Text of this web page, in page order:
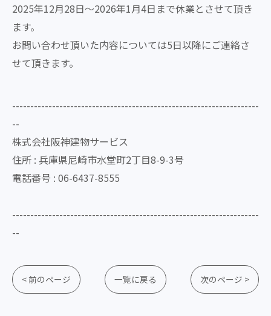
2025年12月28日～2026年1月4日まで休業とさせて頂き
ます。
お問い合わせ頂いた内容については5日以降にご連絡さ
せて頂きます。
--------------------------------------------------------------------
--
株式会社阪神建物サービス
住所 : 兵庫県尼崎市水堂町2丁目8-9-3号
電話番号 : 06-6437-8555
--------------------------------------------------------------------
--
< 前のページ 一覧に戻る 次のページ >